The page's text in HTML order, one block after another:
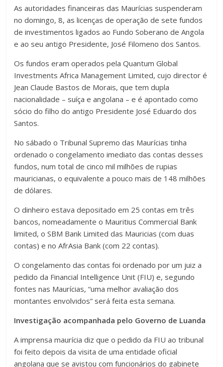
As autoridades financeiras das Maurícias suspenderam
no domingo, 8, as licenças de operação de sete fundos
de investimentos ligados ao Fundo Soberano de Angola
e ao seu antigo Presidente, José Filomeno dos Santos.
Os fundos eram operados pela Quantum Global
Investments Africa Management Limited, cujo director é
Jean Claude Bastos de Morais, que tem dupla
nacionalidade – suíça e angolana – e é apontado como
sócio do filho do antigo Presidente José Eduardo dos
Santos.
No sábado o Tribunal Supremo das Maurícias tinha
ordenado o congelamento imediato das contas desses
fundos, num total de cinco mil milhões de rupias
mauricianas, o equivalente a pouco mais de 148 milhões
de dólares.
O dinheiro estava depositado em 25 contas em três
bancos, nomeadamente o Mauritius Commercial Bank
limited, o SBM Bank Limited das Mauricias (com duas
contas) e no AfrAsia Bank (com 22 contas).
O congelamento das contas foi ordenado por um juiz a
pedido da Financial Intelligence Unit (FIU) e, segundo
fontes nas Maurícias, “uma melhor avaliação dos
montantes envolvidos” será feita esta semana.
Investigação acompanhada pelo Governo de Luanda
A imprensa maurícia diz que o pedido da FIU ao tribunal
foi feito depois da visita de uma entidade oficial
angolana que se avistou com funcionários do gabinete